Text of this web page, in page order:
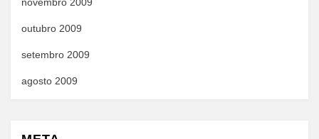
outubro 2009
setembro 2009
agosto 2009